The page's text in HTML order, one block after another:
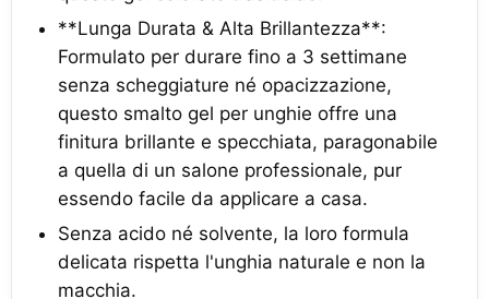
**Lunga Durata & Alta Brillantezza**:
Formulato per durare fino a 3 settimane
senza scheggiature né opacizzazione,
questo smalto gel per unghie offre una
finitura brillante e specchiata, paragonabile
a quella di un salone professionale, pur
essendo facile da applicare a casa.
Senza acido né solvente, la loro formula
delicata rispetta l'unghia naturale e non la
macchia.